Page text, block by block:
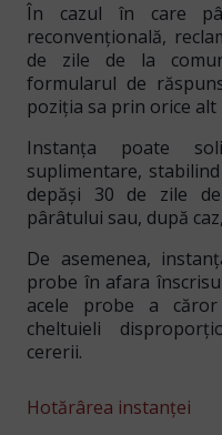
În cazul în care
reconvențională,
de zile de la
formularul de
poziția sa prin orice alt
Instanța poate
suplimentare,
depăși 30 de zile
pârâtului sau, după
De asemenea,
probe în afara
acele probe a
cheltuieli
cererii.
Hotărârea instanței